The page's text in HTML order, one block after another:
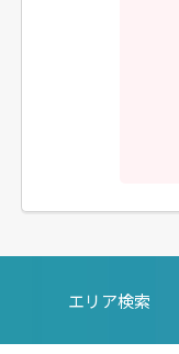
エリア検索